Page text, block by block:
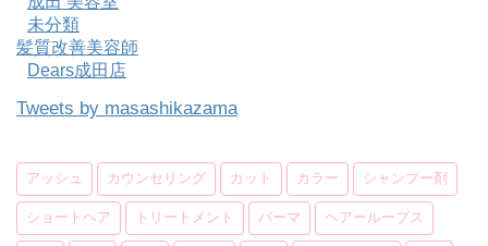
未分類
髪質改善美容師
Dears成田店
Tweets by masashikazama
アッシュ カウンセリング カット カラー シャンプー剤
ショートヘア トリートメント パーマ ヘアーループス